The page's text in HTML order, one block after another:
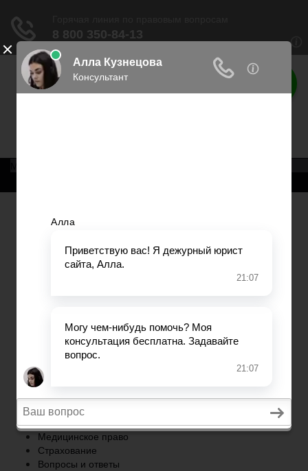
Права россиян
Военное право
Трудовое право
Страхование
Вопросы и ответы
Главная
Военное право
Трудовое право
Медицинское право
Страхование
Вопросы и ответы